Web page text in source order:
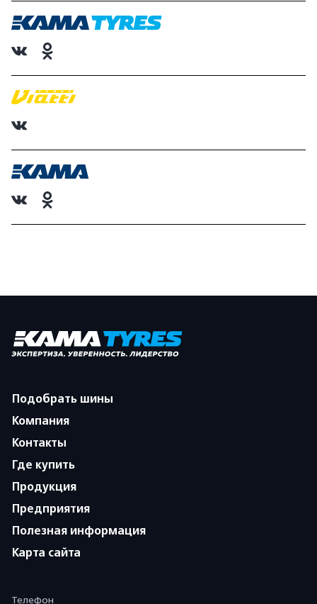
Подобрать шины
Компания
Контакты
Где купить
Продукция
Предприятия
Полезная информация
Карта сайта
Телефон